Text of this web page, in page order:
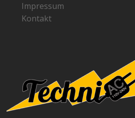
Impressum
Kontakt